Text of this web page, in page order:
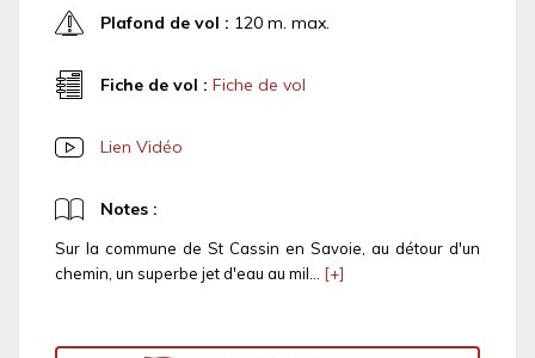
Plafond de vol : 120 m. max.
Fiche de vol : Fiche de vol
Lien Vidéo
Notes :
Sur la commune de St Cassin en Savoie, au détour d'un
chemin, un superbe jet d'eau au mil... [+]